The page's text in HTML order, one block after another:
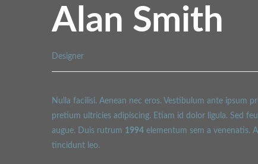
Alan Smith
Designer
Nulla facilisi. Aenean nec eros. Vestibulum ante ipsum
pretium ultricies adipiscing. Etiam id dolor ligula. Sed
augue. Duis rutrum 1994 elementum sem a venenatis.
tincidunt leo.